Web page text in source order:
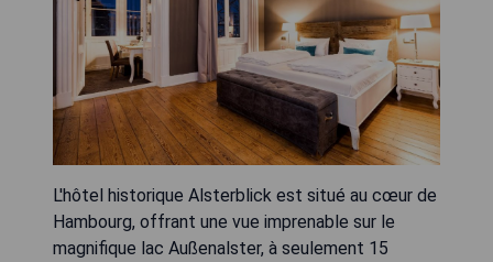
L'hôtel historique Alsterblick est situé au cœur de
Hambourg, offrant une vue imprenable sur le
magnifique lac Außenalster, à seulement 15